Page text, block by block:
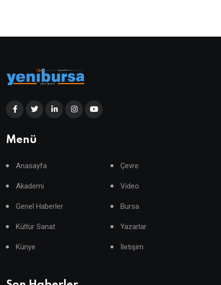
Menü
Anasayfa Çevre
Akademi Video
Genel Haberler Bursa
Kültür Sanat Yazarlar
Künye İletişim